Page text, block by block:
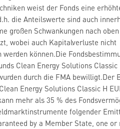
weist der Fonds eine
die Anteilswerte sind auch
großen Schwankungen nach
wobei auch Kapitalverluste nicht
werden können.Die
Clean Energy Solutions Classic
durch die FMA bewilligt.Der
Energy Solutions Classic H
mehr als 35 % des
folgender
by a Member State, one or